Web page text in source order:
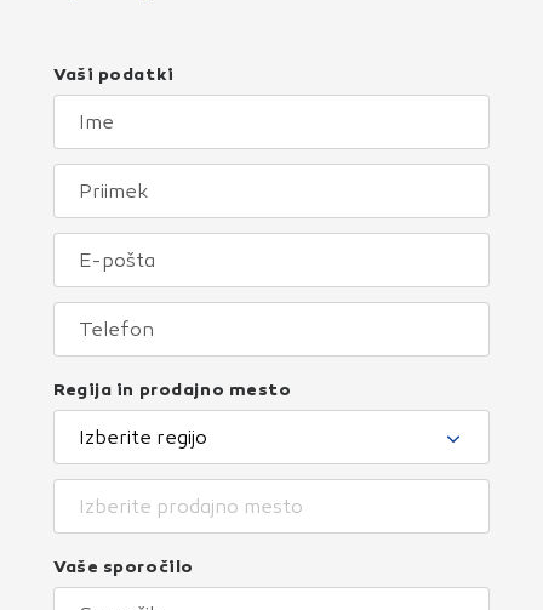
Vaši podatki
Regija in prodajno mesto
Izberite regijo
Izberite prodajno mesto
Vaše sporočilo